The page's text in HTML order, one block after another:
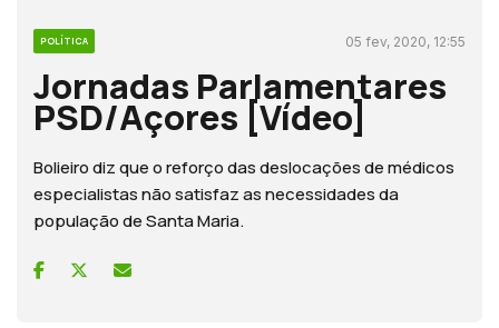
POLÍTICA 05 fev, 2020, 12:55
Jornadas Parlamentares
PSD/Açores [Vídeo]
Bolieiro diz que o reforço das deslocações de médicos
especialistas não satisfaz as necessidades da
população de Santa Maria.